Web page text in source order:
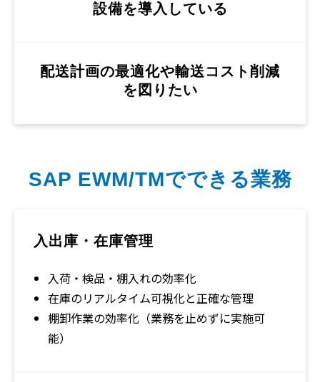
設備を導入している
配送計画の最適化や輸送コスト削減
を図りたい
SAP EWM/TMでできる業務
入出庫・在庫管理
入荷・検品・棚入れの効率化
在庫のリアルタイム可視化と正確な管理
棚卸作業の効率化（業務を止めずに実施可
能）